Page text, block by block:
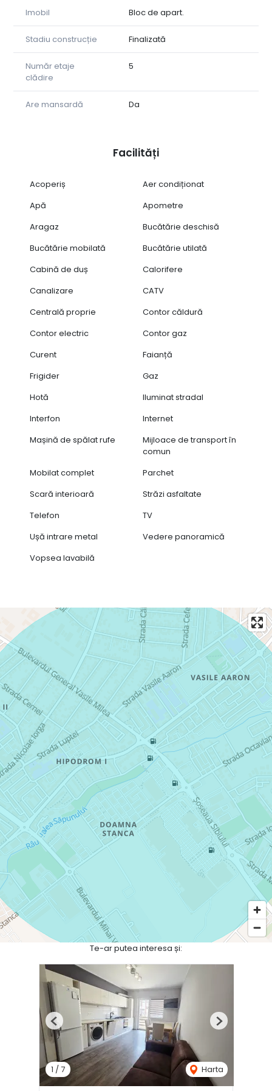
Imobil Bloc de apart.
Stadiu construcție Finalizată
Număr etaje
clădire
5
Are mansardă Da
Facilități
Acoperiș
Aer condiționat
Apă
Apometre
Aragaz
Bucătărie deschisă
Bucătărie mobilată
Bucătărie utilată
Cabină de duș
Calorifere
Canalizare
CATV
Centrală proprie
Contor căldură
Contor electric
Contor gaz
Curent
Faianță
Frigider
Gaz
Hotă
Iluminat stradal
Interfon
Internet
Mașină de spălat rufe
Mijloace de transport în
comun
Mobilat complet
Parchet
Scară interioară
Străzi asfaltate
Telefon
TV
Ușă intrare metal
Vedere panoramică
Vopsea lavabilă
Te-ar putea interesa și:
1 /7 Harta
Previous Next